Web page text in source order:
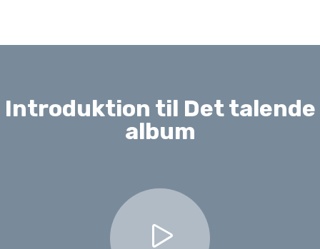
Introduktion til Det talende
album